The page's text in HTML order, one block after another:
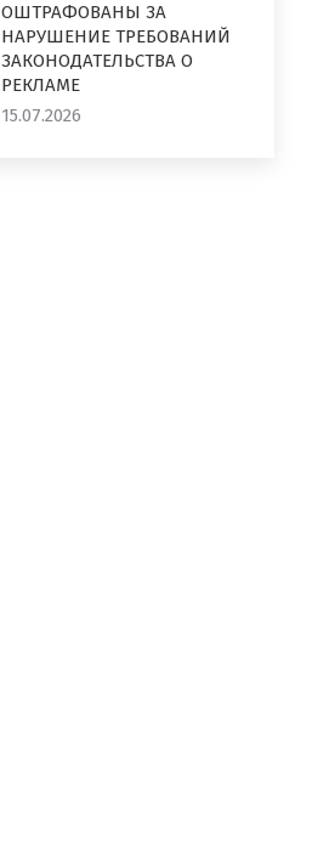
ОШТРАФОВАНЫ ЗА
НАРУШЕНИЕ ТРЕБОВАНИЙ
ЗАКОНОДАТЕЛЬСТВА О
РЕКЛАМЕ
15.07.2026